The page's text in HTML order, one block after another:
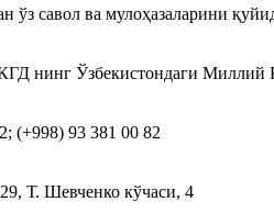
савол ва мулоҳазаларини
нинг Ўзбекистондаги Миллий
(+998) 93 381 00 82
Т. Шевченко кўчаси, 4